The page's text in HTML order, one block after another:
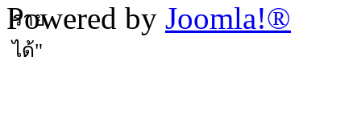
Powered by Joomla!®